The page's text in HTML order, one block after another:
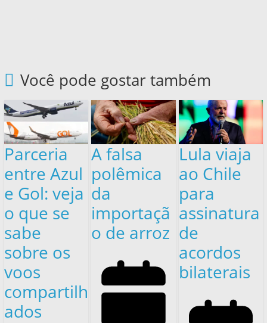
Você pode gostar também
Parceria
entre Azul
e Gol: veja
o que se
sabe
sobre os
voos
compartilh
ados
A falsa
polêmica
da
importaçã
o de arroz
Lula viaja
ao Chile
para
assinatura
de
acordos
bilaterais